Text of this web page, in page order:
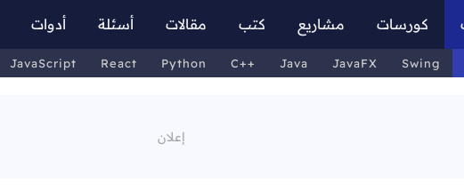
كورسات مشاريع كتب مقالات أسئلة أدوات
JavaScript React Python C++ Java JavaFX Swing